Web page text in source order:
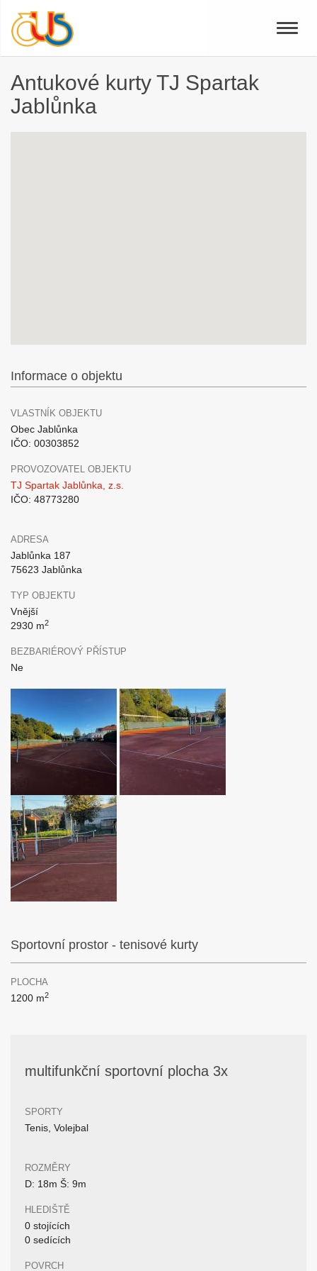
Toggle
Antukové kurty TJ Spartak
Jablůnka
Informace o objektu
VLASTNÍK OBJEKTU
Obec Jablůnka
IČO: 00303852
PROVOZOVATEL OBJEKTU
TJ Spartak Jablůnka, z.s.
IČO: 48773280
ADRESA
Jablůnka 187
75623 Jablůnka
TYP OBJEKTU
Vnější
2930 m2
BEZBARIÉROVÝ PŘÍSTUP
Ne
Sportovní prostor - tenisové kurty
PLOCHA
1200 m2
multifunkční sportovní plocha 3x
SPORTY
Tenis, Volejbal
ROZMĚRY
D: 18m Š: 9m
HLEDIŠTĚ
0 stojících
0 sedících
POVRCH